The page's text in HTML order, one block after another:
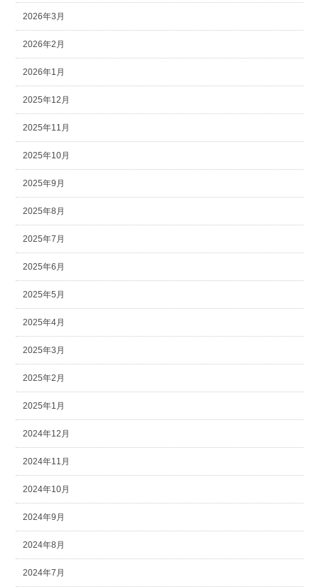
2026年3月
2026年2月
2026年1月
2025年12月
2025年11月
2025年10月
2025年9月
2025年8月
2025年7月
2025年6月
2025年5月
2025年4月
2025年3月
2025年2月
2025年1月
2024年12月
2024年11月
2024年10月
2024年9月
2024年8月
2024年7月